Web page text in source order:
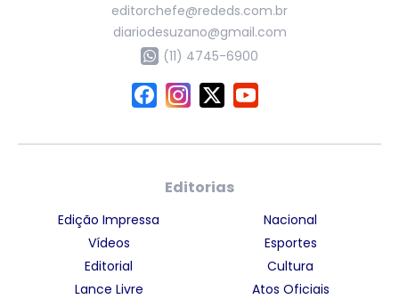
editorchefe@rededs.com.br
diariodesuzano@gmail.com
(11) 4745-6900
Editorias
Edição Impressa
Vídeos
Editorial
Lance Livre
Nacional
Esportes
Cultura
Atos Oficiais